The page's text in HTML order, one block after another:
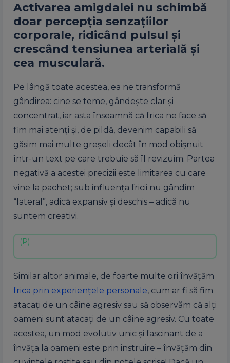
Activarea amigdalei nu schimbă
doar percepția senzațiilor
corporale, ridicând pulsul şi
crescând tensiunea arterială și
cea musculară.
Pe lângă toate acestea, ea ne transformă
gândirea: cine se teme, gândeşte clar și
concentrat, iar asta înseamnă că frica ne face să
fim mai atenţi și, de pildă, devenim capabili să
găsim mai multe greșeli decât în mod obişnuit
într-un text pe care trebuie să îl revizuim. Partea
negativă a acestei precizii este limitarea cu care
vine la pachet; sub influența fricii nu gândim
“lateral”, adică expansiv și deschis – adică nu
suntem creativi.
Similar altor animale, de foarte multe ori învățăm
frica prin experiențele personale, cum ar fi să fim
atacați de un câine agresiv sau să observăm că alți
oameni sunt atacați de un câine agresiv. Cu toate
acestea, un mod evolutiv unic și fascinant de a
învăța la oameni este prin instruire – învățăm din